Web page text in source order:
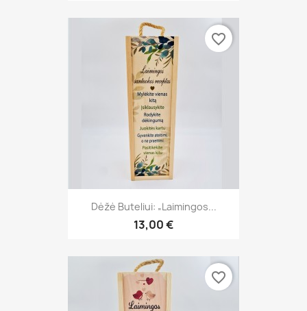
Dėžė Buteliui: „Laimingos...
13,00 €
favorite_border
favorite_border